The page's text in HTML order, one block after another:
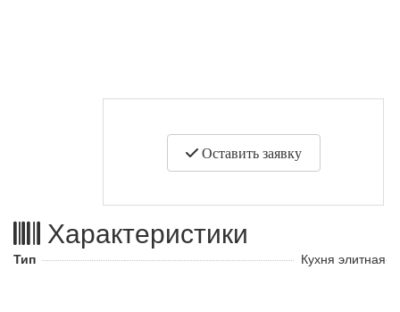
Оставить заявку
Характеристики
Тип Кухня элитная